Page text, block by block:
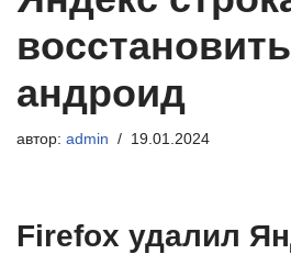
андроид
автор: admin 19.01.2024
Firefox удалил